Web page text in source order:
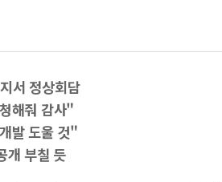
서 정상회담
해줘 감사"
발 도울 것"
개 부칠 듯